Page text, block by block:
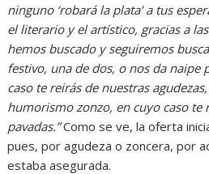
ninguno ‘robará la plata’ a tus
el literario y el artístico, gracias a
hemos buscado y seguiremos
festivo, una de dos, o nos da naipe
caso te reirás de nuestras
humorismo zonzo, en cuyo caso te
pavadas.”Como se ve, la oferta
pues, por agudeza o zoncera, por
estaba asegurada.